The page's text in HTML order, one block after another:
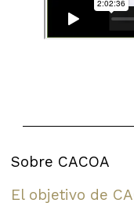
Sobre CACOA
El objetivo de